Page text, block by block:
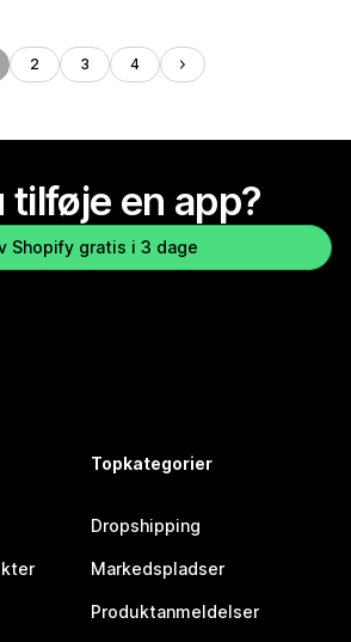
2 3 4
tilføje en app?
Shopify gratis i 3 dage
Topkategorier
Dropshipping
Markedspladser
Produktanmeldelser